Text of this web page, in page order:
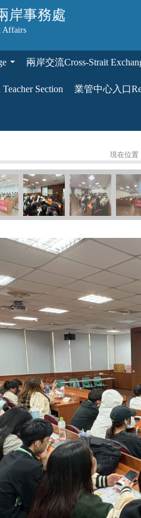
岸事務處
Affairs
兩岸交流Cross-Strait
Section 業管中心入口
現在位置